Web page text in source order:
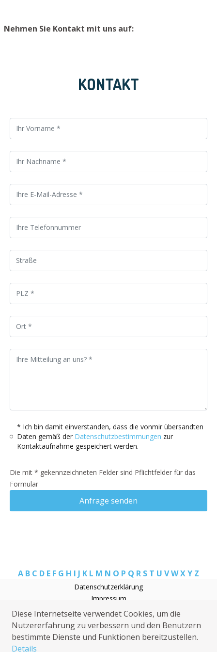
Nehmen Sie Kontakt mit uns auf:
KONTAKT
* Ich bin damit einverstanden, dass die vonmir übersandten
Daten gemäß der Datenschutzbestimmungen zur
Kontaktaufnahme gespeichert werden.
Die mit * gekennzeichneten Felder sind Pflichtfelder für das
Formular
Anfrage senden
A B C D E F G H I J K L M N O P Q R S T U VWXY Z
Datenschutzerklärung
Impressum
Elektriker Graach
Heizungsnotdienst Graach
Wespen Graach
Diese Internetseite verwendet Cookies, um die
Nutzererfahrung zu verbessern und den Benutzern
bestimmte Dienste und Funktionen bereitzustellen.
Details